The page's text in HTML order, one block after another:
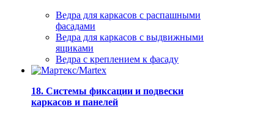
Ведра для каркасов с распашными
фасадами
Ведра для каркасов с выдвижными
ящиками
Ведра с креплением к фасаду
18. Системы фиксации и подвески
каркасов и панелей